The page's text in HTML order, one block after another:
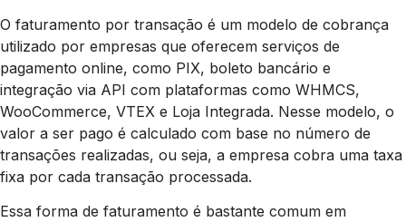
O faturamento por transação é um modelo de cobrança
utilizado por empresas que oferecem serviços de
pagamento online, como PIX, boleto bancário e
integração via API com plataformas como WHMCS,
WooCommerce, VTEX e Loja Integrada. Nesse modelo, o
valor a ser pago é calculado com base no número de
transações realizadas, ou seja, a empresa cobra uma taxa
fixa por cada transação processada.
Essa forma de faturamento é bastante comum em